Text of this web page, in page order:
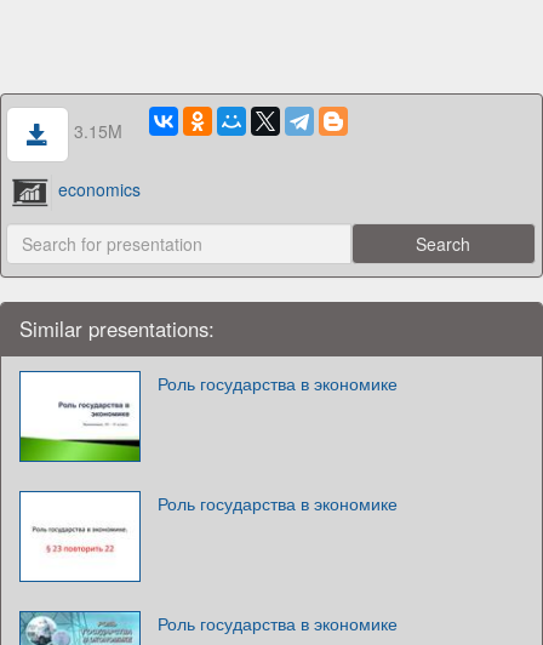
3.15M
economics
Similar presentations:
Роль государства в экономике
Роль государства в экономике
Роль государства в экономике